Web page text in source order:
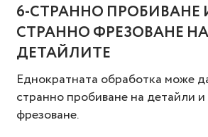
6-СТРАННО ПРОБИВАНЕ
СТРАННО ФРЕЗОВАНЕ НА
ДЕТАЙЛИТЕ
Еднократната обработка може
странно пробиване на детайли
фрезоване.